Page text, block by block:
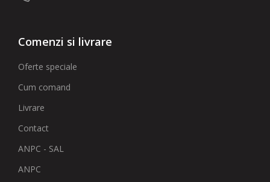
Comenzi si livrare
Oferte speciale
Cum comand
Livrare
Contact
ANPC - SAL
ANPC